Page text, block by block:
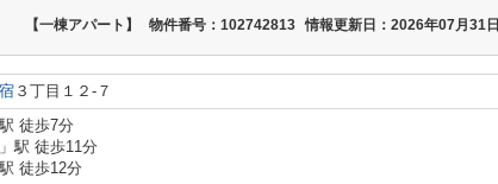
【一棟アパート】 物件番号：102742813 情報更新日：2026年07月31日
３丁目１２-７
徒歩7分
」駅 徒歩11分
徒歩12分